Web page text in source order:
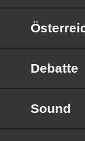
Debatte
Sound